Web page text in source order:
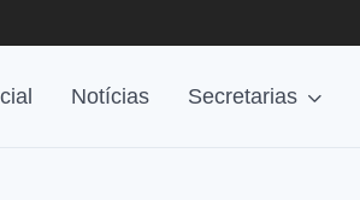
Notícias Secretarias